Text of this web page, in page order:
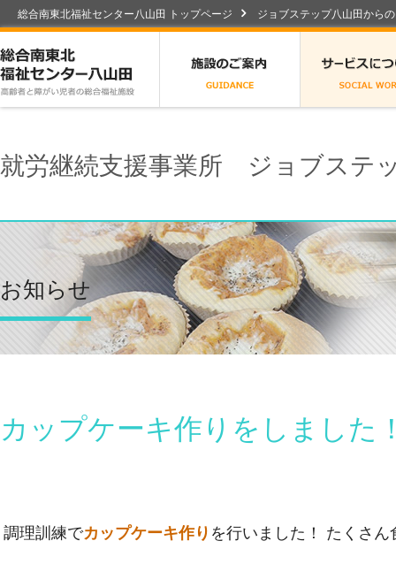
総合南東北福祉センター八山田 トップページ ジョブステップ八山田から
就労継続支援事業所 ジョブステ
お知らせ
カップケーキ作りをしました
調理訓練でカップケーキ作りを行いました！ たくさん